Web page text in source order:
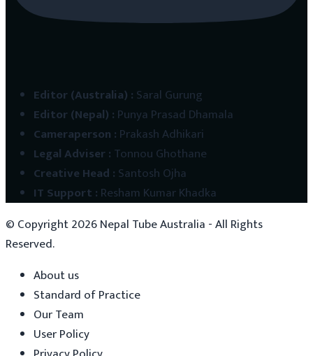
Editor (Australia) : Saral Gurung
Editor (Nepal) : Punya Prasad Dhamala
Cameraperson : Prakash Adhikari
Legal Adviser: Tonnou Ghothane
Creative Head : Santosh Ojha
IT Support : Resham Kumar Khadka
© Copyright2026Nepal Tube Australia - All Rights
Reserved.
About us
Standard of Practice
Our Team
User Policy